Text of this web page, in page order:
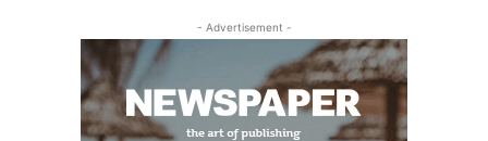
- Advertisement -